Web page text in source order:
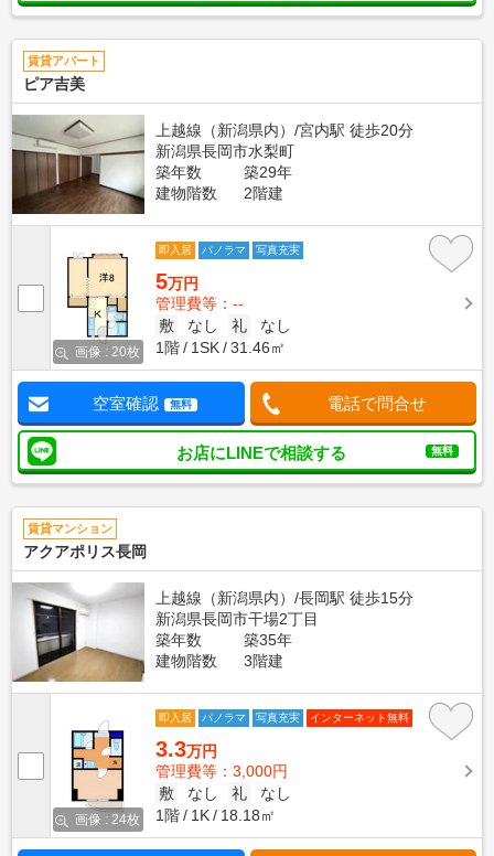
賃貸アパート
ピア吉美
上越線（新潟県内）/宮内駅 徒歩20分
新潟県長岡市水梨町
築年数
築29年
建物階数
2階建
画像 : 20枚
即入居 パノラマ 写真充実
5万円
管理費等：--
敷
なし 礼
なし
1階
1SK 31.46㎡
空室確認 無料 電話で問合せ
お店にLINEで相談する 無料
賃貸マンション
アクアポリス長岡
上越線（新潟県内）/長岡駅 徒歩15分
新潟県長岡市干場2丁目
築年数
築35年
建物階数
3階建
画像 : 24枚
即入居 パノラマ 写真充実 インターネット無料
3.3万円
管理費等：3,000円
敷
なし 礼
なし
1階
1K 18.18㎡